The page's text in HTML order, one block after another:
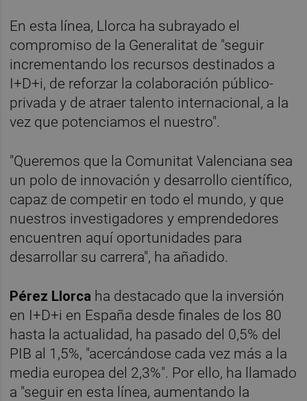
En esta línea, Llorca ha subrayado el
compromiso de la Generalitat de "seguir
incrementando los recursos destinados a
I+D+i, de reforzar la colaboración público-
privada y de atraer talento internacional, a la
vez que potenciamos el nuestro".
"Queremos que la Comunitat Valenciana sea
un polo de innovación y desarrollo científico,
capaz de competir en todo el mundo, y que
nuestros investigadores y emprendedores
encuentren aquí oportunidades para
desarrollar su carrera", ha añadido.
Pérez Llorca ha destacado que la inversión
en I+D+i en España desde finales de los 80
hasta la actualidad, ha pasado del 0,5% del
PIB al 1,5%, "acercándose cada vez más a la
media europea del 2,3%". Por ello, ha llamado
a "seguir en esta línea, aumentando la